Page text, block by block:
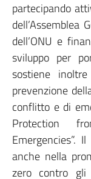
partecipando
dell’Assemblea
dell’ONU e
sviluppo per
sostiene
prevenzione
conflitto e di
Protection
Emergencies”.
anche nella
zero contro